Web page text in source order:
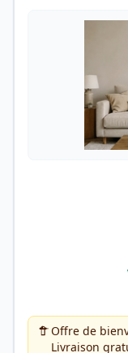
Offre de
Livraison